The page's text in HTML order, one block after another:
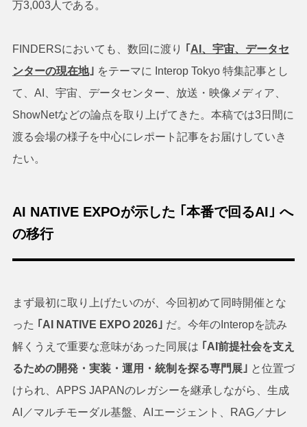
万3,003人である。
FINDERSにおいても、数回に渡り ｢ AI、宇宙、データセ
ンターの現在地｣ をテーマに Interop Tokyo 特集記事とし
て、AI、宇宙、データセンター、放送・映像メディア、
ShowNetなどの論点を取り上げてきた。本稿では3日間に
渡る会場の様子を中心にレポート記事をお届けしていき
たい。
AI NATIVE EXPOが示した ｢本番で回るAI｣ へ
の移行
まず最初に取り上げたいのが、今回初めて同時開催とな
った ｢AI NATIVE EXPO 2026｣ だ。今年のInteropを読み
解くうえで重要な意味があった同展は ｢AI前提社会を支え
るための開発・実装・運用・統制を探る専門展｣ と位置づ
けられ、APPS JAPANのレガシーを継承しながら、生成
AI／マルチモーダル基盤、AIエージェント、RAG／ナレ